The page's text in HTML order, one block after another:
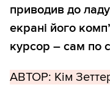
приводив до
екрані його
курсор – сам по
АВТОР: Кім